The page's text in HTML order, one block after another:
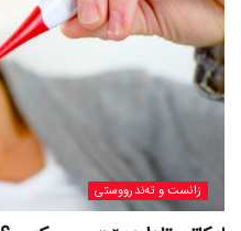
زانست و تەندرووستی